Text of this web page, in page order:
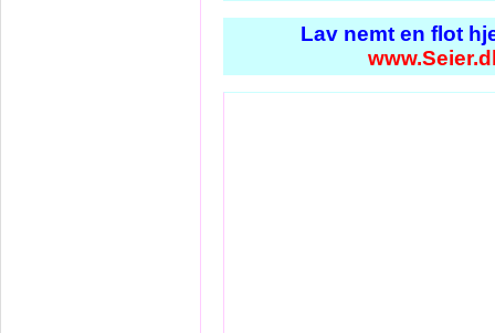
Lav nemt en flot